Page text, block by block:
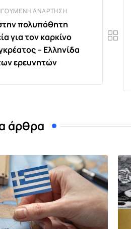
ΑΝΆΡΤΗΣΗ
πολυπόθητη
για τον καρκίνο
– Ελληνίδα
ερευνητών
άρθρα